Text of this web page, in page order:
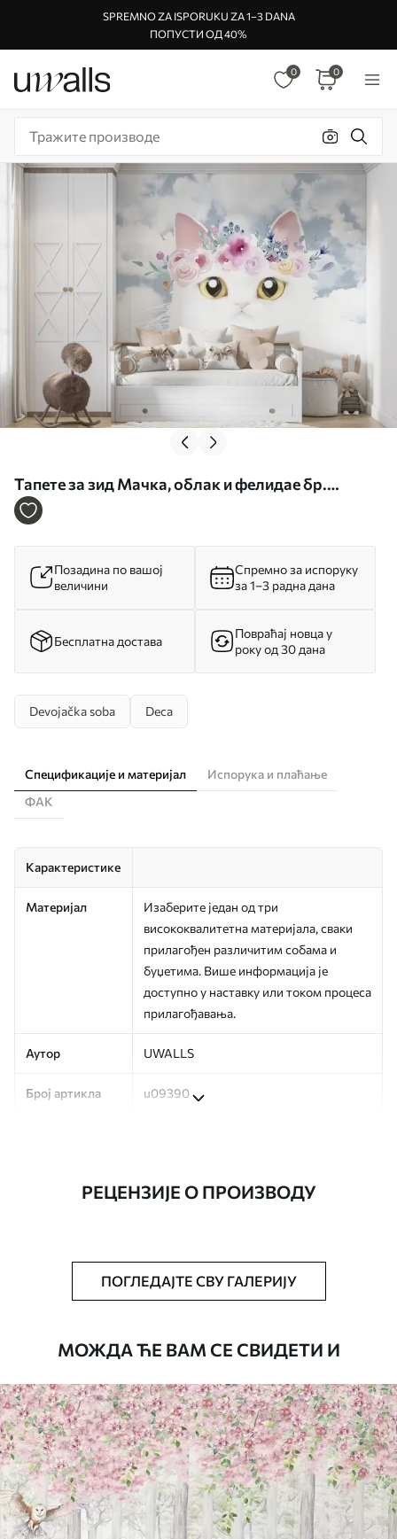
SPREMNO ZA ISPORUKU ZA 1–3 DANA
ПОПУСТИ ОД 40%
0 0
Тапете за зид Мачка, облак и фелидае бр.
u09390
Позадина по вашој
величини
Спремно за испоруку
за 1–3 радна дана
Бесплатна достава
Повраћај новца у
року од 30 дана
Devojačka soba Deca
Спецификације и материјал
Испорука и плаћање
ФАК
Карактеристике
Материјал
Изаберите један од три
висококвалитетна материјала, сваки
прилагођен различитим собама и
буџетима. Више информација је
доступно у наставку или током процеса
прилагођавања.
Аутор UWALLS
Број артикла u09390
Тапета се може нежно очистити меким
сунђером. Позадине са завршном
водом.
Доступни материјали
Стандард
4472.422683.45 RSD /m²
РЕЦЕНЗИЈЕ О ПРОИЗВОДУ
ПОГЛЕДАЈТЕ СВУ ГАЛЕРИЈУ
МОЖДА ЋЕ ВАМ СЕ СВИДЕТИ И